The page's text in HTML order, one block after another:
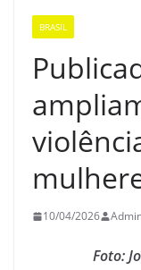
BRASIL
10/04/2026
Foto: